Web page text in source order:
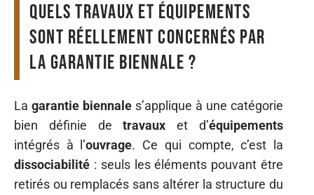
Quels travaux et équipements
sont réellement concernés par
la garantie biennale ?
La garantie biennale s’applique à une catégorie
bien définie detravaux et d’équipements
intégrés à l’ouvrage. Ce qui compte, c’est la
dissociabilité : seuls les éléments pouvant être
retirés ou remplacés sans altérer la structure du